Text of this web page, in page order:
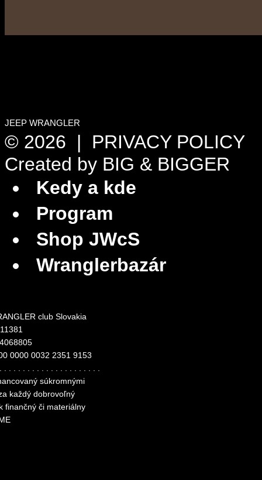
JEEP WRANGLER
© 2026 | PRIVACY POLICY
Created by BIG & BIGGER
Kedy a kde
Program
Shop JWcS
Wranglerbazár
club Slovakia
0000 0032 2351 9153
súkromnými
každý dobrovoľný
finančný či materiálny